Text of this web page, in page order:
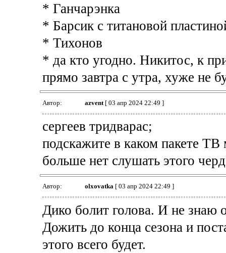
* Ганчарэнка
* Барсик с титановой
* Тихонов
* да кто угодно. Никитос, к
прямо завтра с утра, хуже не
Автор: azvent[ 03 апр 2024 22:49 ]
сергеев тридварас;
подскажите в каком пакете
больше нет слушать этого
Автор: olxovatka[ 03 апр 2024 22:49 ]
Дико болит голова. И не знаю
Дожить до конца сезона и
этого всего будет.